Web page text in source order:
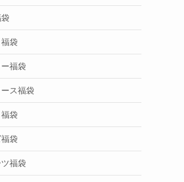
袋
福袋
ス福袋
袋
福袋
福袋